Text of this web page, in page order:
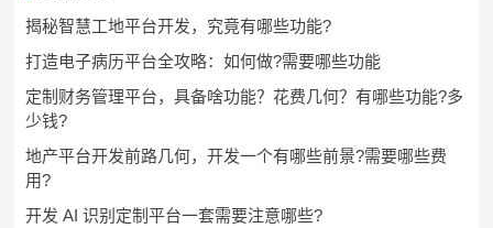
揭秘智慧工地平台开发，究竟有哪些功能?
打造电子病历平台全攻略：如何做?需要哪些功能
定制财务管理平台，具备啥功能？花费几何？有哪些功能?多
少钱?
地产平台开发前路几何，开发一个有哪些前景?需要哪些费
用?
开发 AI 识别定制平台一套需要注意哪些?